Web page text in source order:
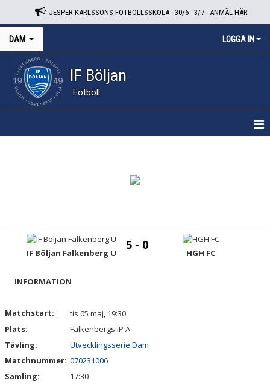
JESPER KARLSSONS FOTBOLLSSKOLA - 30/6 - 3/7 - ANMÄL HÄR
DAM LOGGA IN
IF Böljan
Fotboll
BILDGALLERI
DOKUMENT
MATCHER
IF Böljan Falkenberg U
5 - 0
HGH FC
INFORMATION
Matchstart:
tis 05 maj, 19:30
Plats:
Falkenbergs IP A
Tävling:
Utvecklingsserie Dam
Matchnummer: 070231006
Samling:
17:30